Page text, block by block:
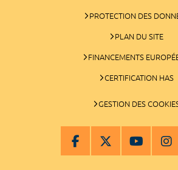
PROTECTION DES
PLAN DU SITE
FINANCEMENTS
CERTIFICATION HAS
GESTION DES